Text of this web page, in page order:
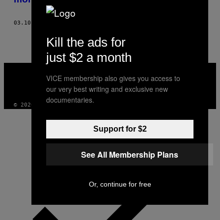
03.10.16
MEDIA
INSTAGRAM
TIKTOKYOUTUBE
© 2026 VICE DIGITAL PUBLISHING, LLC
Kill the ads for
just $2 a month
VICE membership also gives you access to
our very best writing and exclusive new
documentaries.
Support for $2
See All Membership Plans
Or, continue for free